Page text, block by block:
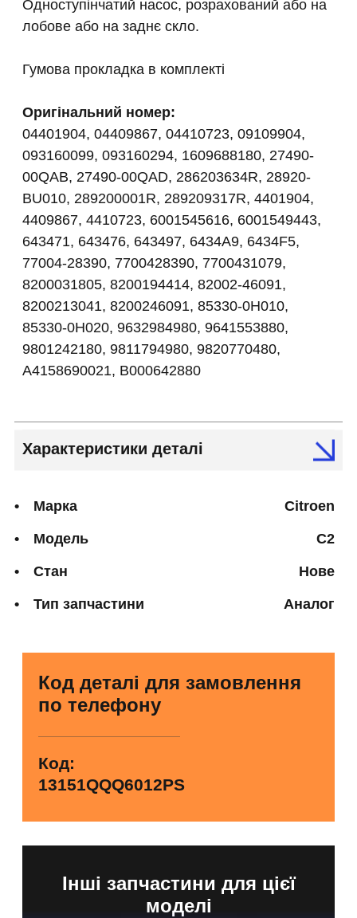
Одноступінчатий насос, розрахований або на
лобове або на заднє скло.
Гумова прокладка в комплекті
Оригінальний номер:
04401904, 04409867, 04410723, 09109904,
093160099, 093160294, 1609688180, 27490-
00QAB, 27490-00QAD, 286203634R, 28920-
BU010, 289200001R, 289209317R, 4401904,
4409867, 4410723, 6001545616, 6001549443,
643471, 643476, 643497, 6434A9, 6434F5,
77004-28390, 7700428390, 7700431079,
8200031805, 8200194414, 82002-46091,
8200213041, 8200246091, 85330-0H010,
85330-0H020, 9632984980, 9641553880,
9801242180, 9811794980, 9820770480,
A4158690021, B000642880
Характеристики деталі
Марка Citroen
Модель C2
Стан Нове
Тип запчастини Аналог
Код деталі для замовлення
по телефону
Код:
13151QQQ6012PS
Інші запчастини для цієї
моделі